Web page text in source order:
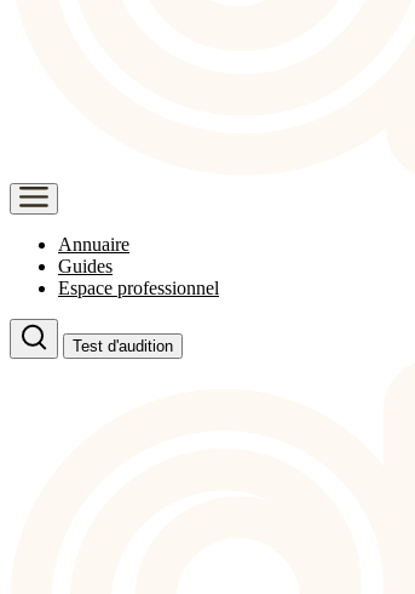
Annuaire
Guides
Espace professionnel
Test d'audition